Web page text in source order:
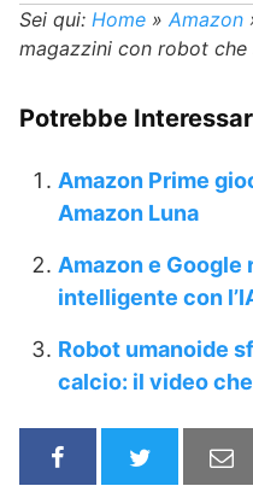
Sei qui: Home » Amazon
magazzini con robot
Potrebbe
Amazon Prime
Amazon Luna
Amazon e
intelligente con
Robot umanoide
calcio: il video